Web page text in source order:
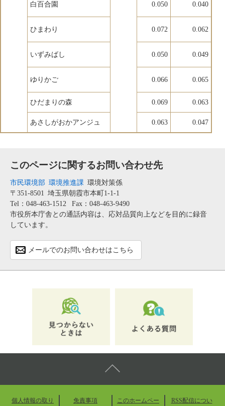
白百合園 0.050 0.040
ひまわり 0.072 0.062
いずみばし 0.050 0.049
ゆりかご 0.066 0.065
ひだまりの森 0.069 0.063
あさしがおかアンジュ 0.063 0.047
このページに関するお問い合わせ先
市民環境部 環境推進課 環境対策係
〒351-8501 埼玉県朝霞市本町1-1-1
Tel：048-463-1512
Fax：048-463-9490
市役所本庁舎との通話内容は、応対品質向上などを目的に録音
しています。
メールでのお問い合わせはこちら
個人情報の取り 免責事項 このホームペー RSS配信につい